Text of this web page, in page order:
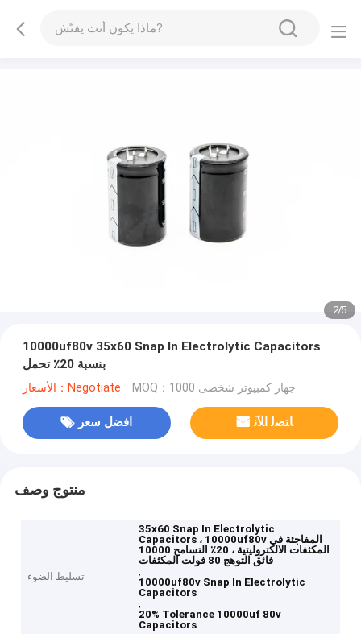
2/5
10000uf80v 35x60 Snap In Electrolytic Capacitors
بنسبة 20٪ تحمل
الأسعار：Negotiate MOQ：1000 جهاز كمبيوتر شخصى
افضل سعر ﺎﺘﺼﻟ ﺍﻶﻧ
منتوج وصف
تسليط الضوء
35x60 Snap In Electrolytic
Capacitors ، 10000uf80v المفاجئة في
المكثفات الالكتروليتية ، 20٪ التسامح 10000
فائق التوهج 80 فولت المكثفات
,
10000uf80v Snap In Electrolytic
Capacitors
,
20% Tolerance 10000uf 80v
Capacitors